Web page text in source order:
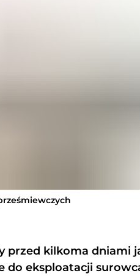
przed kilkoma dniami
eksploatacji